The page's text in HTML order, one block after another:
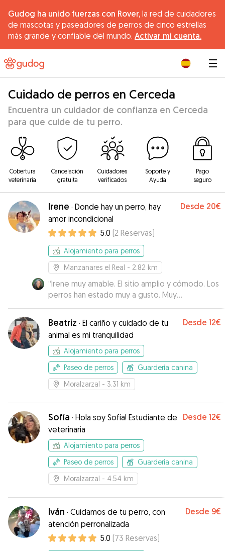
Gudog ha unido fuerzas con Rover, la red de cuidadores
de mascotas y paseadores de perros de cinco estrellas
más grande y confiable del mundo. Activar mi cuenta.
Cuidado de perros en Cerceda
Encuentra un cuidador de confianza en Cerceda
para que cuide de tu perro.
Cobertura
veterinaria
Cancelación
gratuita
Cuidadores
verificados
Soporte y
Ayuda
Pago
seguro
Irene · Donde hay un perro, hay
amor incondicional
Desde 20€
5.0 (2 Reservas)
Alojamiento para perros
Manzanares el Real - 2.82 km
“Irene muy amable. El sitio amplio y cómodo. Los
perros han estado muy a gusto. Muy
recomendable.”
Beatriz · El cariño y cuidado de tu
animal es mi tranquilidad
Desde 12€
Alojamiento para perros
Paseo de perros
Guardería canina
Moralzarzal - 3.31 km
Sofía · Hola soy Sofía! Estudiante de
veterinaria
Desde 12€
Alojamiento para perros
Paseo de perros
Guardería canina
Moralzarzal - 4.54 km
Iván · Cuidamos de tu perro, con
atención perronalizada
Desde 9€
5.0 (73 Reservas)